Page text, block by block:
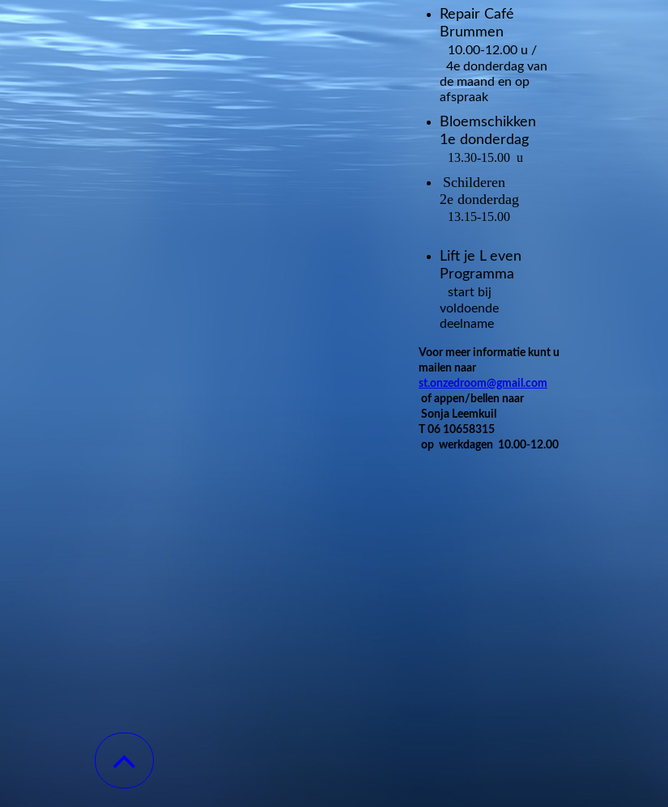
Repair Café
Brummen
10.00-12.00 u /
4e donderdag van
de maand en op
afspraak
Bloemschikken
1e donderdag
13.30-15.00 u
Schilderen
2e donderdag
13.15-15.00
Lift je L even
Programma
start bij
voldoende
deelname
Voor meer informatie kunt u
mailen naar
st.onzedroom@gmail.com
of appen/bellen naar
Sonja Leemkuil
T 06 10658315
op werkdagen 10.00-12.00